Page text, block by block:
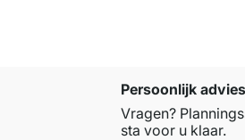
Persoonlijk advies
Vragen?
sta voor u klaar.